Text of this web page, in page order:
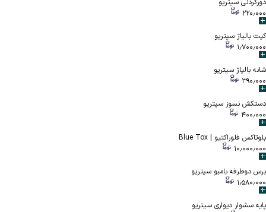
دورگردنی سیتریو
۲۲۰٫۰۰۰
کیت بالیاژ سیتریو
۱٫۷۰۰٫۰۰۰
شانه بالياژ سيتريو
۳۹۰٫۰۰۰
دستکش نسوز سیتریو
۴۰۰٫۰۰۰
بلوتاکس فلوراکتیو | Blue Tox
۱۰٫۰۰۰٫۰۰۰
برس دوطرفه بامبو سیتریو
۱٫۵۸۰٫۰۰۰
پایه سشوار دیواری سیتریو